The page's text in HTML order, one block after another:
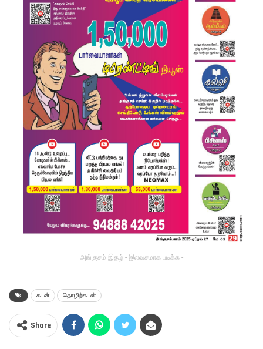
அங்குசம் இதழ் - இலவசமாக படிக்க -
கடன் தொழிற்கடன்
Share